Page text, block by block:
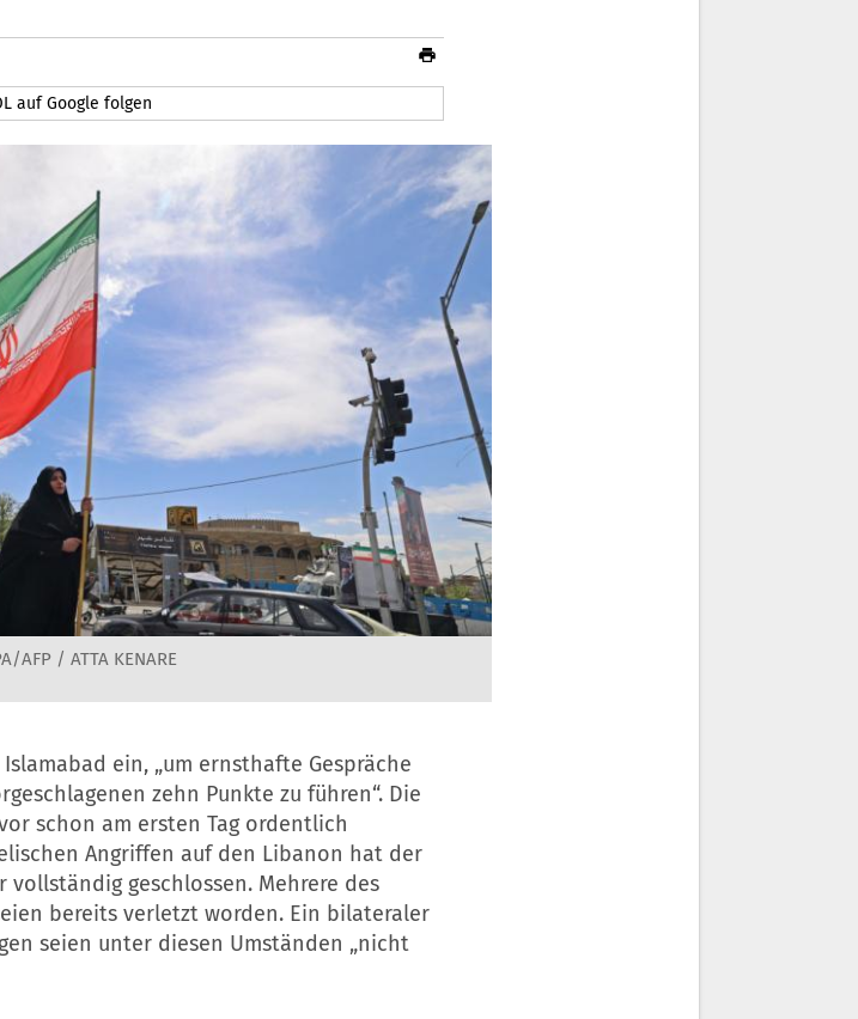
auf Google folgen
AFP / ATTA KENARE
ein, „um ernsthafte Gespräche
zehn Punkte zu führen“. Die
schon am ersten Tag ordentlich
Angriffen auf den Libanon hat der
geschlossen. Mehrere des
bereits verletzt worden. Ein bilateraler
seien unter diesen Umständen „nicht